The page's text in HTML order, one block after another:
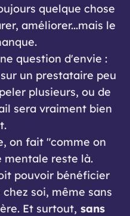
quelque chose
améliorer...mais le
question d'envie :
un prestataire peu
plusieurs, ou de
sera vraiment bien
on fait "comme on
mentale reste là.
pouvoir bénéficier
chez soi, même sans
Et surtout, sans